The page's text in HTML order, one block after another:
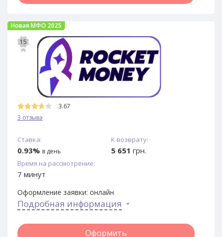
Новая МФО 2025
15
3.67
3 отзыва
Ставка:
0.93% в день
К возврату:
5 651 грн.
Время на рассмотрение:
7 минут
Оформление заявки: онлайн
Подробная информация
Оформить